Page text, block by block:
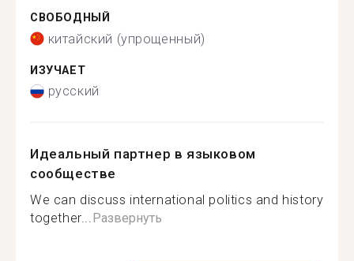
СВОБОДНЫЙ
китайский (упрощенный)
ИЗУЧАЕТ
русский
Идеальный партнер в языковом
сообществе
We can discuss international politics and history
together...Развернуть